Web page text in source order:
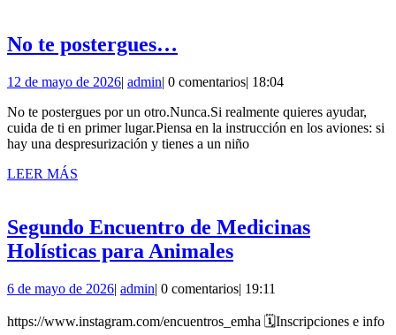
No te postergues…
postergues…
12 de mayo de 202612
mayo
de
2026
| adminadmin
| 0 comentarios| 18:04
No te postergues por un otro.Nunca.Si realmente quieres ayudar,
cuida de ti en primer lugar.Piensa en la instrucción en los aviones: si
hay una despresurización y tienes a un niño
LEER MÁS
Segundo Encuentro de Medicinas
Holísticas para AnimalesSegundo
de
Medicinas
6 de mayo de 20266
mayo
| adminadmin
| 0 comentarios| 19:11
https://www.instagram.com/encuentros_emha 🗓️Inscripciones e info